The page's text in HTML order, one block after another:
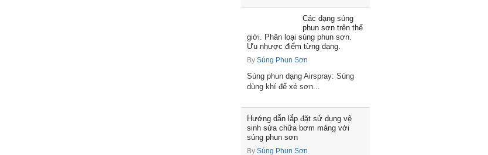
Các dạng súng
phun sơn trên thế
giới. Phân loại súng phun sơn.
Ưu nhược điểm từng dạng.
By Súng Phun Sơn
Súng phun dạng Airspray: Súng
dùng khí để xé sơn...
Hướng dẫn lắp đặt sử dụng vệ
sinh sửa chữa bơm màng với
súng phun sơn
By Súng Phun Sơn